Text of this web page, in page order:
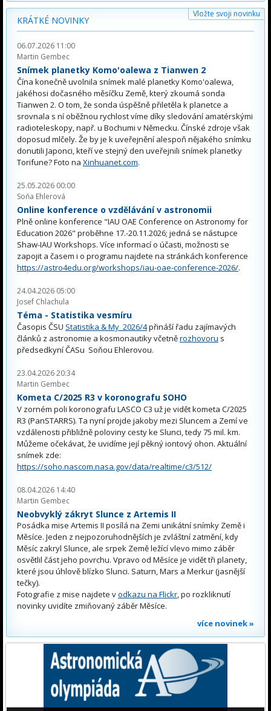
Vložte svoji novinku
KRÁTKÉ NOVINKY
06.07.2026 11:00
Martin Gembec
Snímek planetky Komo'oalewa z Tianwen 2
Čína konečně uvolnila snímek malé planetky Komo'oalewa,
jakéhosi dočasného měsíčku Země, který zkoumá sonda
Tianwen 2. O tom, že sonda úspěšně přiletěla k planetce a
srovnala s ní oběžnou rychlost víme díky sledování amatérskými
radioteleskopy, např. u Bochumi v Německu. Čínské zdroje však
doposud mlčely. Že by je k uveřejnění alespoň nějakého snímku
donutili Japonci, kteří ve stejný den uveřejnili snímek planetky
Torifune? Foto na Xinhuanet.com.
25.05.2026 00:00
Soňa Ehlerová
Online konference o vzdělávání v astronomii
Plně online konference "IAU OAE Conference on Astronomy for
Education 2026" proběhne 17.-20.11.2026; jedná se nástupce
Shaw-IAU Workshops. Více informací o účasti, možnosti se
zapojit a časem i o programu najdete na stránkách konference
https://astro4edu.org/workshops/iau-oae-conference-2026/.
24.04.2026 05:00
Josef Chlachula
Téma - Statistika vesmíru
Časopis ČSU Statistika & My 2026/4přináší řadu zajímavých
článků z astronomie a kosmonautiky včetněrozhovoru s
předsedkyní ČASu Soňou Ehlerovou.
23.04.2026 20:34
Martin Gembec
Kometa C/2025 R3 v koronografu SOHO
V zorném poli koronografu LASCO C3 už je vidět kometa C/2025
R3 (PanSTARRS). Ta nyní projde jakoby mezi Sluncem a Zemí ve
vzdálenosti přibližně poloviny cesty ke Slunci, tedy 75 mil. km.
Můžeme očekávat, že uvidíme její pěkný iontový ohon. Aktuální
snímek zde:
https://soho.nascom.nasa.gov/data/realtime/c3/512/
08.04.2026 14:40
Martin Gembec
Neobvyklý zákryt Slunce z Artemis II
Posádka mise Artemis II posílá na Zemi unikátní snímky Země i
Měsíce. Jeden z nejpozoruhodnějších je zvláštní zatmění, kdy
Měsíc zakryl Slunce, ale srpek Země ležící vlevo mimo záběr
osvětlil část jeho povrchu. Vpravo od Měsíce je vidět tři planety,
které jsou úhlově blízko Slunci. Saturn, Mars a Merkur (jasnější
tečky).
Fotografie z mise najdete vodkazu na Flickr, po rozkliknutí
novinky uvidíte zmiňovaný záběr Měsíce.
více novinek »